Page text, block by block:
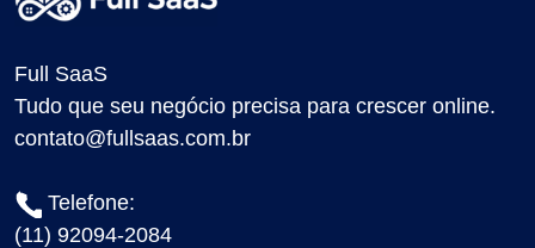
Full SaaS
Tudo que seu negócio precisa para crescer online.
contato@fullsaas.com.br
Telefone:
(11) 92094-2084